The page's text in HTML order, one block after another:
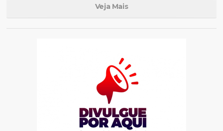
Veja Mais